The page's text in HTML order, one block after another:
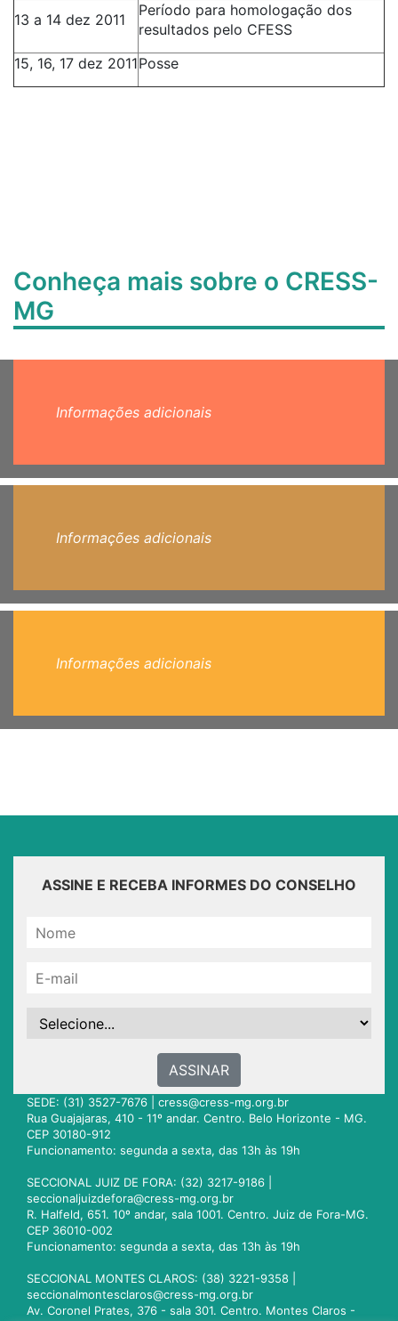
13 a 14 dez 2011
Período para homologação dos
resultados pelo CFESS
15, 16, 17 dez 2011Posse
Conheça mais sobre o CRESS-
MG
Informações adicionais
Informações adicionais
Informações adicionais
ASSINE E RECEBA INFORMES DO CONSELHO
ASSINAR
SEDE: (31) 3527-7676 | cress@cress-mg.org.br
Rua Guajajaras, 410 - 11º andar. Centro. Belo Horizonte - MG.
CEP 30180-912
Funcionamento: segunda a sexta, das 13h às 19h
SECCIONAL JUIZ DE FORA: (32) 3217-9186 |
seccionaljuizdefora@cress-mg.org.br
R. Halfeld, 651. 10º andar, sala 1001. Centro. Juiz de Fora-MG.
CEP 36010-002
Funcionamento: segunda a sexta, das 13h às 19h
SECCIONAL MONTES CLAROS: (38) 3221-9358 |
seccionalmontesclaros@cress-mg.org.br
Av. Coronel Prates, 376 - sala 301. Centro. Montes Claros -